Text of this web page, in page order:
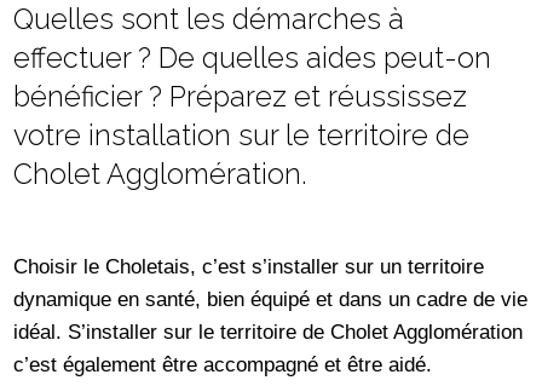
Quelles sont les démarches à
effectuer ? De quelles aides peut-on
bénéficier ? Préparez et réussissez
votre installation sur le territoire de
Cholet Agglomération.
Choisir le Choletais, c’est s’installer sur un territoire
dynamique en santé, bien équipé et dans un cadre de vie
idéal. S’installer sur le territoire de Cholet Agglomération
c’est également être accompagné et être aidé.